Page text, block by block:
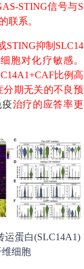
STING信号与S
联系。
STING抑制SLC14
胞对化疗敏感。
比例高
分期无关的不良预
疫治疗的应答率更
运蛋白(SLC14A1)
细胞